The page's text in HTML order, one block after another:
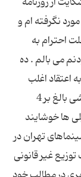
نگرفته ام و
احترام به
می بالم . ده
اعتقاد اغلب
کارشناسان در شرایط طبیعی اخراجی ها به فروشی بالغ بر 4
ها خوشایند
تهران در
غیر قانونی